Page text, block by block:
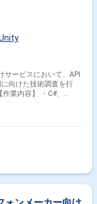
向けた技術調査を行
リアルタイムサーバ